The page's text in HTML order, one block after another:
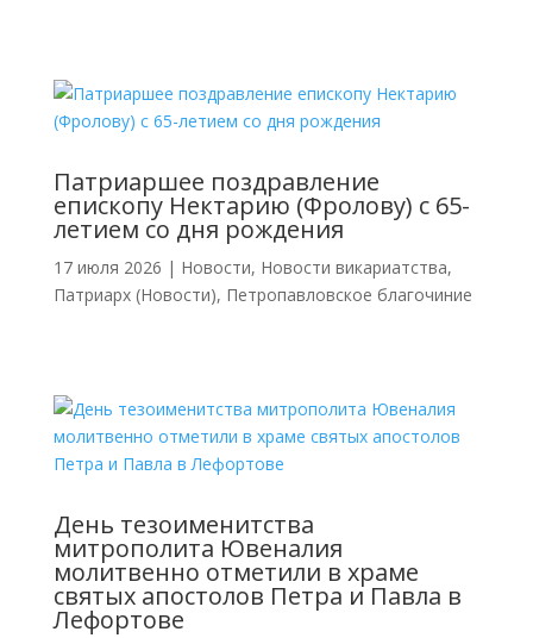
Патриаршее поздравление
епископу Нектарию (Фролову) с 65-
летием со дня рождения
17 июля 2026 | Новости, Новости викариатства,
Патриарх (Новости), Петропавловское благочиние
День тезоименитства
митрополита Ювеналия
молитвенно отметили в храме
святых апостолов Петра и Павла в
Лефортове